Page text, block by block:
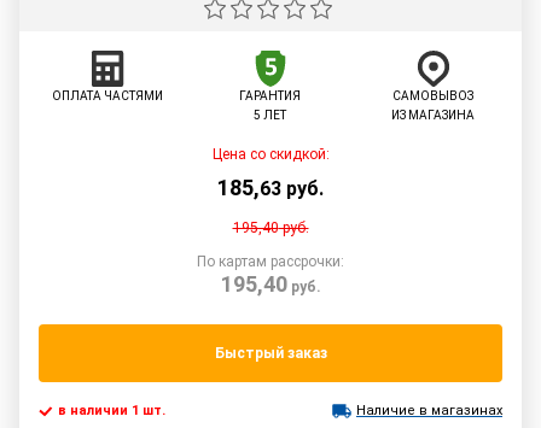
ОПЛАТА ЧАСТЯМИ
ГАРАНТИЯ
5 ЛЕТ
САМОВЫВОЗ
ИЗ МАГАЗИНА
Цена со скидкой:
185,63 руб.
195,40руб.
По картам рассрочки:
195,40руб.
Быстрый заказ
в наличии 1 шт. Наличие в магазинах